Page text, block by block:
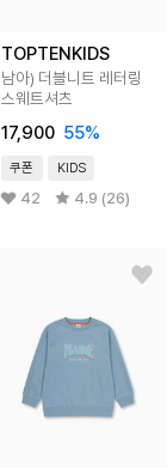
TOPTENKIDS
남아) 더블니트 레터링
스웨트셔츠
17,900 55%
쿠폰 KIDS
42 4.9 (26)